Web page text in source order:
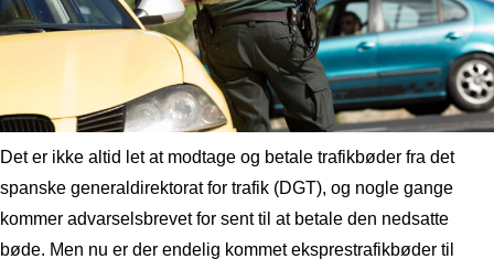
Det er ikke altid let at modtage og betale trafikbøder fra det
spanske generaldirektorat for trafik (DGT), og nogle gange
kommer advarselsbrevet for sent til at betale den nedsatte
bøde. Men nu er der endelig kommet eksprestrafikbøder til